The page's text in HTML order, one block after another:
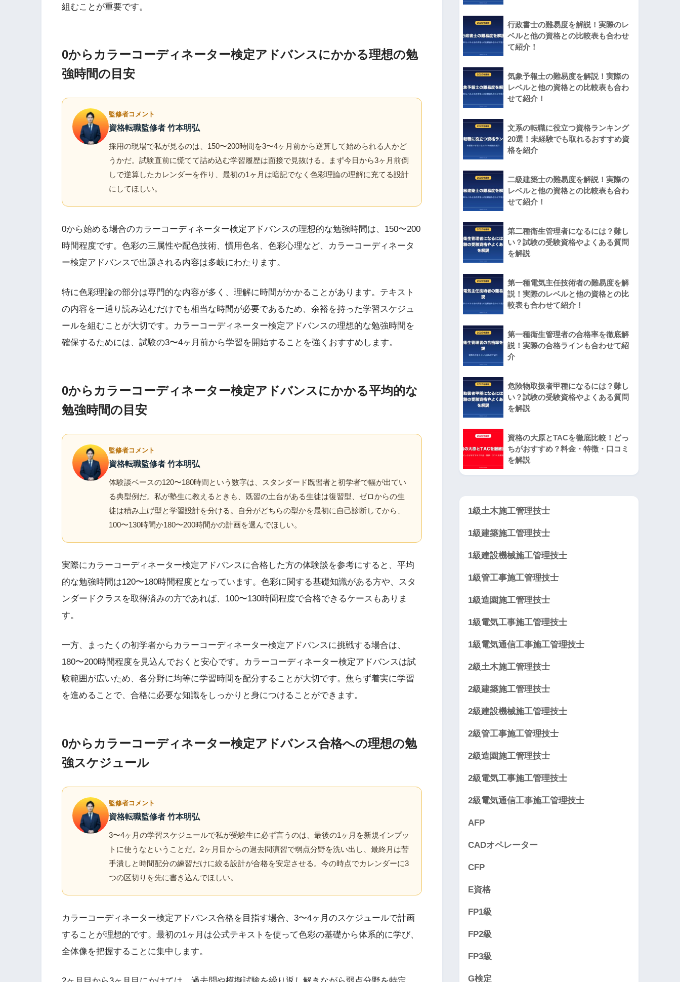
組むことが重要です。
0からカラーコーディネーター検定アドバンスにかかる理想の勉
強時間の目安
監修者コメント
資格転職監修者 竹本明弘
採用の現場で私が見るのは、150〜200時間を3〜4ヶ月前から逆算して始められる人かど
うかだ。試験直前に慌てて詰め込む学習履歴は面接で見抜ける。まず今日から3ヶ月前倒
しで逆算したカレンダーを作り、最初の1ヶ月は暗記でなく色彩理論の理解に充てる設計
にしてほしい。
0から始める場合のカラーコーディネーター検定アドバンスの理想的な勉強時間は、150〜200
時間程度です。色彩の三属性や配色技術、慣用色名、色彩心理など、カラーコーディネータ
ー検定アドバンスで出題される内容は多岐にわたります。
特に色彩理論の部分は専門的な内容が多く、理解に時間がかかることがあります。テキスト
の内容を一通り読み込むだけでも相当な時間が必要であるため、余裕を持った学習スケジュ
ールを組むことが大切です。カラーコーディネーター検定アドバンスの理想的な勉強時間を
確保するためには、試験の3〜4ヶ月前から学習を開始することを強くおすすめします。
0からカラーコーディネーター検定アドバンスにかかる平均的な
勉強時間の目安
監修者コメント
資格転職監修者 竹本明弘
体験談ベースの120〜180時間という数字は、スタンダード既習者と初学者で幅が出てい
る典型例だ。私が塾生に教えるときも、既習の土台がある生徒は復習型、ゼロからの生
徒は積み上げ型と学習設計を分ける。自分がどちらの型かを最初に自己診断してから、
100〜130時間か180〜200時間かの計画を選んでほしい。
実際にカラーコーディネーター検定アドバンスに合格した方の体験談を参考にすると、平均
的な勉強時間は120〜180時間程度となっています。色彩に関する基礎知識がある方や、スタ
ンダードクラスを取得済みの方であれば、100〜130時間程度で合格できるケースもありま
す。
一方、まったくの初学者からカラーコーディネーター検定アドバンスに挑戦する場合は、
180〜200時間程度を見込んでおくと安心です。カラーコーディネーター検定アドバンスは試
験範囲が広いため、各分野に均等に学習時間を配分することが大切です。焦らず着実に学習
を進めることで、合格に必要な知識をしっかりと身につけることができます。
0からカラーコーディネーター検定アドバンス合格への理想の勉
強スケジュール
監修者コメント
資格転職監修者 竹本明弘
3〜4ヶ月の学習スケジュールで私が受験生に必ず言うのは、最後の1ヶ月を新規インプッ
トに使うなということだ。2ヶ月目からの過去問演習で弱点分野を洗い出し、最終月は苦
手潰しと時間配分の練習だけに絞る設計が合格を安定させる。今の時点でカレンダーに3
つの区切りを先に書き込んでほしい。
カラーコーディネーター検定アドバンス合格を目指す場合、3〜4ヶ月のスケジュールで計画
することが理想的です。最初の1ヶ月は公式テキストを使って色彩の基礎から体系的に学び、
全体像を把握することに集中します。
行政書士の難易度を解説！実際のレ
ベルと他の資格との比較表も合わせ
て紹介！
気象予報士の難易度を解説！実際の
レベルと他の資格との比較表も合わ
せて紹介！
文系の転職に役立つ資格ランキング
20選！未経験でも取れるおすすめ資
格を紹介
二級建築士の難易度を解説！実際の
レベルと他の資格との比較表も合わ
せて紹介！
第二種衛生管理者になるには？難し
い？試験の受験資格やよくある質問
を解説
第一種電気主任技術者の難易度を解
説！実際のレベルと他の資格との比
較表も合わせて紹介！
第一種衛生管理者の合格率を徹底解
説！実際の合格ラインも合わせて紹
介
危険物取扱者甲種になるには？難し
い？試験の受験資格やよくある質問
を解説
資格の大原とTACを徹底比較！どっ
ちがおすすめ？料金・特徴・口コミ
を解説
1級土木施工管理技士
1級建築施工管理技士
1級建設機械施工管理技士
1級管工事施工管理技士
1級造園施工管理技士
1級電気工事施工管理技士
1級電気通信工事施工管理技士
2級土木施工管理技士
2級建築施工管理技士
2級建設機械施工管理技士
2級管工事施工管理技士
2級造園施工管理技士
2級電気工事施工管理技士
2級電気通信工事施工管理技士
AFP
CADオペレーター
CFP
E資格
FP1級
FP2級
FP3級
G検定